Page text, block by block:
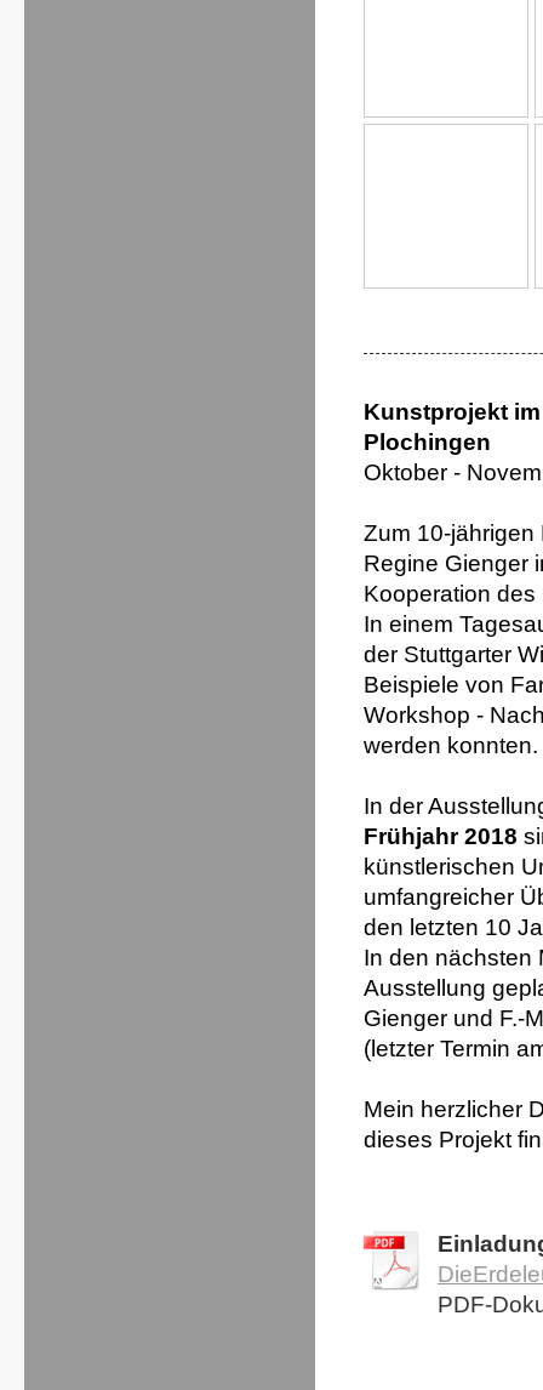
Kunstprojekt
Plochingen
Oktober -
Zum 10-
Regine Gienger
Kooperation des
In einem
der Stuttgarter
Beispiele von
Workshop -
werden konnten.
In der
Frühjahr 2018
künstlerischen
umfangreicher
den letzten 10
In den nächsten
Ausstellung
Gienger und F.-
(letzter Termin
Mein herzlicher
dieses Projekt
PDF-